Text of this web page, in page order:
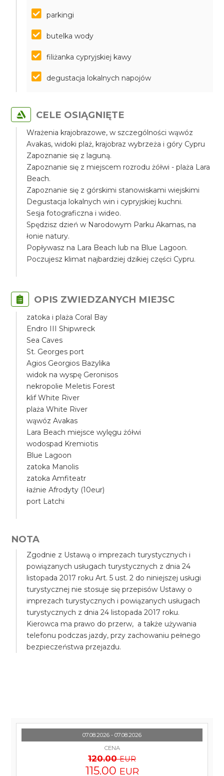
parkingi
butelka wody
filiżanka cypryjskiej kawy
degustacja lokalnych napojów
CELE OSIĄGNIĘTE
Wrażenia krajobrazowe, w szczególności wąwóz
Avakas, widoki plaż, krajobraz wybrzeża i góry Cypru
Zapoznanie się z laguną.
Zapoznanie się z miejscem rozrodu żółwi - plaża Lara
Beach.
Zapoznanie się z górskimi stanowiskami wiejskimi
Degustacja lokalnych win i cypryjskiej kuchni.
Sesja fotograficzna i wideo.
Spędzisz dzień w Narodowym Parku Akamas, na
łonie natury.
Popływasz na Lara Beach lub na Blue Lagoon.
Poczujesz klimat najbardziej dzikiej części Cypru.
OPIS ZWIEDZANYCH MIEJSC
zatoka i plaża Coral Bay
Endro III Shipwreck
Sea Caves
St. Georges port
Agios Georgios Bazylika
widok na wyspę Geronisos
nekropolie Meletis Forest
klif White River
plaża White River
wąwóz Avakas
Lara Beach miejsce wylęgu żółwi
wodospad Kremiotis
Blue Lagoon
zatoka Manolis
zatoka Amfiteatr
łaźnie Afrodyty (10eur)
port Latchi
NOTA
Zgodnie z Ustawą o imprezach turystycznych i
powiązanych usługach turystycznych z dnia 24
listopada 2017 roku Art. 5 ust. 2 do niniejszej usługi
turystycznej nie stosuje się przepisów Ustawy o
imprezach turystycznych i powiązanych usługach
turystycznych z dnia 24 listopada 2017 roku.
Kierowca ma prawo do przerw, a także używania
telefonu podczas jazdy, przy zachowaniu pełnego
bezpieczeństwa przejazdu.
07.08.2026 - 07.08.2026
CENA
120.00 EUR
115.00 EUR